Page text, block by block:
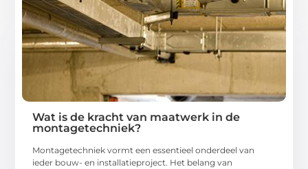
Wat is de kracht van maatwerk in de
montagetechniek?
Montagetechniek vormt een essentieel onderdeel van
ieder bouw- en installatieproject. Het belang van